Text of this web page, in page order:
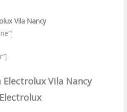
Vila Nancy
Electrolux Vila Nancy
Electrolux